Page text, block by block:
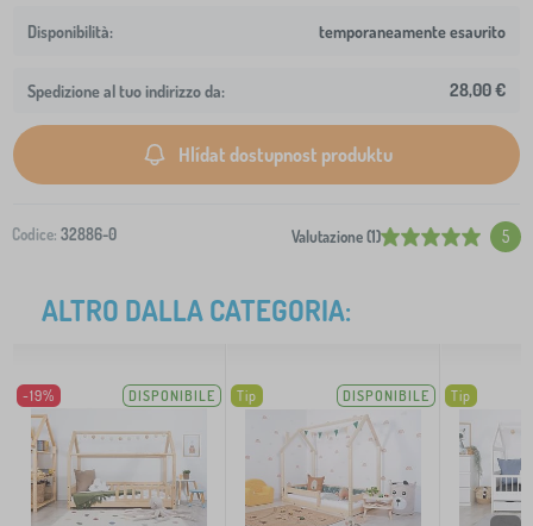
temporaneamente esaurito
Spedizione al tuo indirizzo da: 28,00 €
Hlídat dostupnost produktu
Codice: 32886-0 Valutazione (1) 5
ALTRO DALLA CATEGORIA:
-19% DISPONIBILE Tip DISPONIBILE Tip